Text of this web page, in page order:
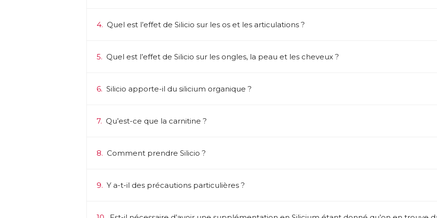
4. Quel est l’effet de Silicio sur les os et les articulations ?
5. Quel est l’effet de Silicio sur les ongles, la peau et les cheveux ?
6. Silicio apporte-il du silicium organique ?
7. Qu’est-ce que la carnitine ?
8. Comment prendre Silicio ?
9. Y a-t-il des précautions particulières ?